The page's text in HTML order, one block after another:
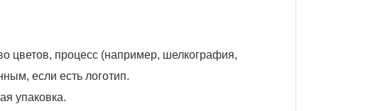
цветов, процесс (например, шелкография,
если есть логотип.
упаковка.